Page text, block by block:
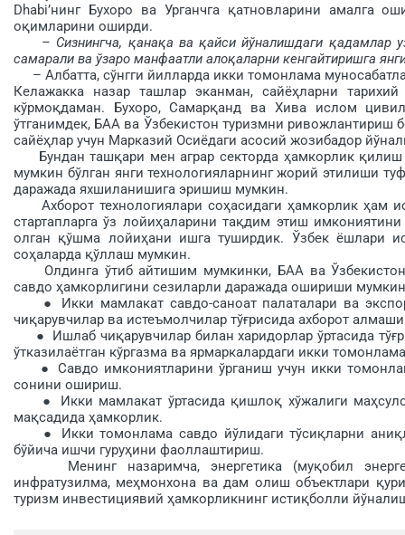
Dhabi’нинг Бухоро ва Урганчга қатновларини амалга
оқимларини оширди.
– Сизнингча, қанақа ва қайси йўналишдаги қа­дамлар
самарали ва ўзаро манфаатли ало­қаларни кенгайтиришга
– Албатта, сўнгги йилларда икки томонлама
Келажакка назар ташлар эканман, сайёҳларни
кўрмоқдаман. Бухоро, Самарқанд ва Хива ислом
ўтганимдек, БАА ва Ўзбекистон туризмни ривожлантириш
сайёҳлар учун Марказий Осиёдаги асосий жозибадор
Бундан ташқари мен аграр секторда ҳамкорлик қи­лиш
мумкин бўлган янги технологияларнинг жорий этилиши
даражада яхшиланишига эришиш мумкин.
Ахборот технологиялари соҳасидаги ҳамкорлик ҳам
стартапларга ўз лойиҳаларини тақдим этиш
олган қўшма лойиҳани ишга туширдик. Ўзбек ёшлари
соҳаларда қўллаш мумкин.
Олдинга ўтиб айтишим мумкинки, БАА ва Ўзбекистон
савдо ҳамкорлигини сезиларли даражада ошириши
● Икки мамлакат савдо-саноат палаталари ва
чиқарувчилар ва истеъмолчилар тўғрисида ахборот
● Ишлаб чиқарувчилар билан харидорлар ўртасида
ўтказилаётган кўргазма ва ярмаркалардаги икки
● Савдо имкониятларини ўрганиш учун икки
сонини ошириш.
● Икки мамлакат ўртасида қишлоқ хўжалиги
мақсадида ҳамкорлик.
● Икки томонлама савдо йўлидаги тўсиқларни
бўйича ишчи гуруҳини фаоллаштириш.
Менинг назаримча, энергетика (муқобил
инфратузилма, меҳмонхона ва дам олиш объектлари
туризм инвестициявий ҳамкорликнинг истиқболли